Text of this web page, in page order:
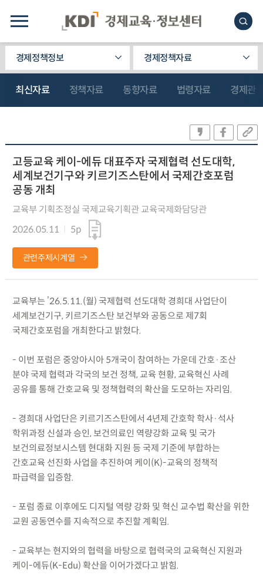
경제정책정보 경제정책자료
최신자료 정책자료 동향자료 법령자료 경제관
고등교육 케이-에듀 대표주자 국제협력 선도대학,
세계보건기구와 키르기즈스탄에서 국제간호포럼
공동 개최
교육부 기획조정실 국제교육기획관 교육국제화담당관
2026.05.11
5p
관련주제시계열
교육부는 ’26.5.11.(월) 국제협력 선도대학 경희대 사업단이
세계보건기구, 키르기즈스탄 보건부와 공동으로 제7회
국제간호포럼을 개최한다고 밝혔다.
- 이번 포럼은 중앙아시아 5개국이 참여하는 가운데 간호·조산
분야 국제 협력과 각국의 보건 정책, 교육 현황, 교육혁신 사례
공유를 통해 간호교육 및 정책협력의 확산을 도모하는 자리임.
- 경희대 사업단은 키르기즈스탄에서 4년제 간호학 학사·석사
학위과정 신설과 승인, 보건의료인 역량강화 교육 및 국가
보건의료정보시스템 현대화 지원 등 국제 기준에 부합하는
간호교육 선진화 사업을 추진하여 케이(K)-교육의 정책적
파급력을 입증함.
- 포럼 종료 이후에도 디지털 역량 강화 및 혁신 교수법 확산을 위한
교원 공동연수를 지속적으로 추진할 계획임.
- 교육부는 현지와의 협력을 바탕으로 협력국의 교육혁신 지원과
케이-에듀(K-Edu) 확산을 이어가겠다고 밝힘.